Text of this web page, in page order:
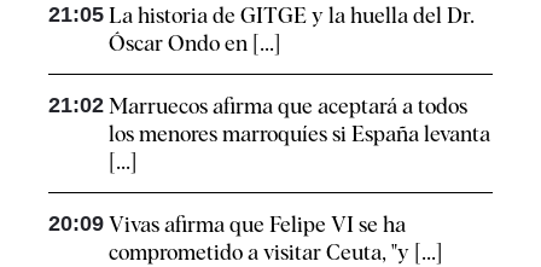
21:05 La historia de GITGE y la huella del Dr.
Óscar Ondo en [...]
21:02 Marruecos afirma que aceptará a todos
los menores marroquíes si España levanta
[...]
20:09 Vivas afirma que Felipe VI se ha
comprometido a visitar Ceuta, "y [...]